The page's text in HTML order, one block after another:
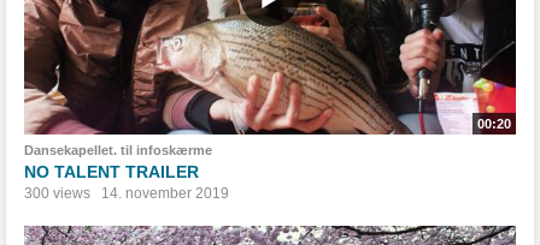
00:20
Dansekapellet. til infoskærme
NO TALENT TRAILER
300 views 14. november 2019